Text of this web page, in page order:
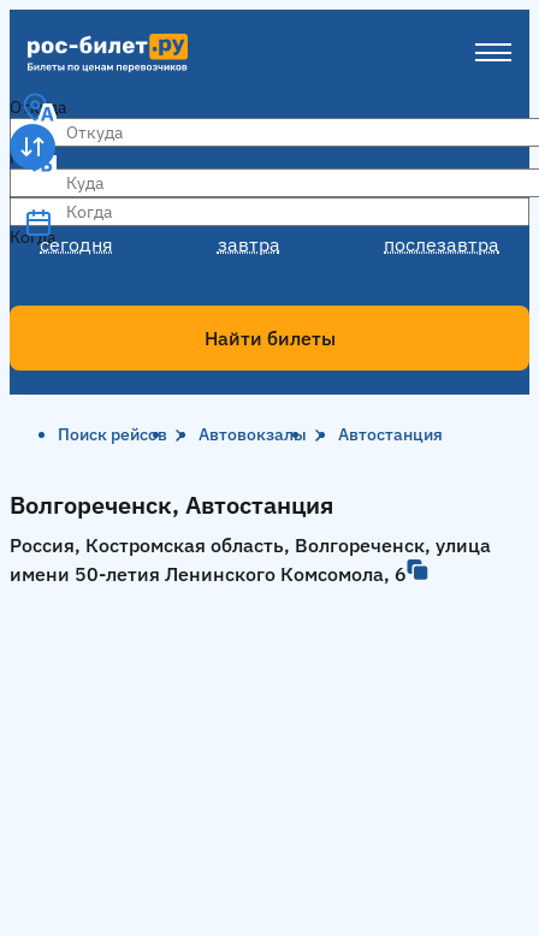
Откуда
Куда
Когда
сегодня завтра послезавтра
Когда
Найти билеты
Поиск рейсов Автовокзалы Автостанция
Волгореченск, Автостанция
Россия, Костромская область, Волгореченск, улица
имени 50-летия Ленинского Комсомола, 6